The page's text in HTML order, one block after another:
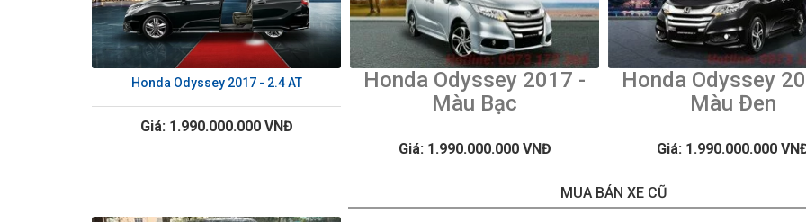
Honda Odyssey 2017 - 2.4 AT
Giá: 1.990.000.000 VNĐ
Honda Odyssey 2017 -
Màu Bạc
Giá: 1.990.000.000 VNĐ
Honda Odyssey
Màu Đen
Giá: 1.990.000.000
MUA BÁN XE CŨ